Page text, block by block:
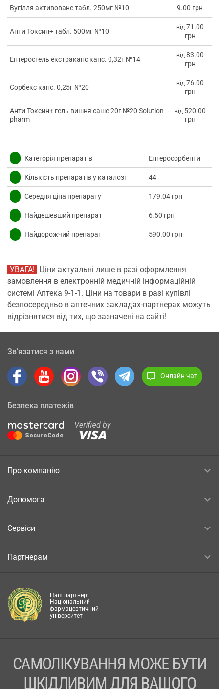
Вугілля активоване табл. 250мг №10 9.00 грн
Анти Токсин+ табл. 500мг №10 від 71.00
грн
Ентеросгель екстракапс капс. 0,32г №14 від 83.00
грн
Сорбекс капс. 0,25г №20 від 76.00
грн
Анти Токсин+ гель вишня саше 20г №20 Solution
pharm
від 520.00
грн
✅ Категорія препаратів Ентеросорбенти
✅ Кількість препаратів у каталозі 44
✅ Середня ціна препарату 179.04 грн
✅ Найдешевший препарат 6.50 грн
✅ Найдорожчий препарат 590.00 грн
УВАГА! Ціни актуальні лише в разі оформлення
замовлення в електронній медичній інформаційній
системі Аптека 9-1-1. Ціни на товари в разі купівлі
безпосередньо в аптечних закладах-партнерах можуть
відрізнятися від тих, що зазначені на сайті!
Зв’язатися з нами
Онлайн чат
Безпека платежів
Про компанію
Допомога
Сервіси
Партнерам
Наш партнер:
Національний
фармацевтичний
університет
САМОЛІКУВАННЯ МОЖЕ БУТИ
ШКІДЛИВИМ ДЛЯ ВАШОГО